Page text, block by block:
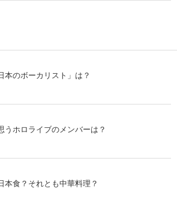
本のボーカリスト」は？
うホロライブのメンバーは？
本食？それとも中華料理？